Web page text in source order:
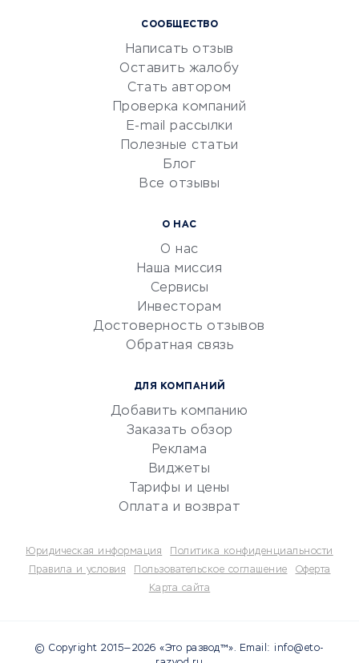
Маркетинг и продажи
Репетиторство
Красота и здоровье
Сервисы по поиску работы
Сетевой маркетинг
УСЛУГИ ДЛЯ БИЗНЕСА
документооборот
Юридические компании
Бухгалтерия онлайн
Потребительские кредиты
СООБЩЕСТВО
Написать отзыв
Оставить жалобу
Стать автором
Проверка компаний
E-mail рассылки
Полезные статьи
Блог
Все отзывы
О НАС
О нас
Наша миссия
Сервисы
Инвесторам
Достоверность отзывов
Обратная связь
ДЛЯ КОМПАНИЙ
Добавить компанию
Заказать обзор
Реклама
Виджеты
Тарифы и цены
Оплата и возврат
Юридическая информация
Политика конфиденциальности
Правила и условия
Пользовательское соглашение
Оферта
Карта сайта
© Copyright 2015—2026 «Это развод™». Email: info@eto-